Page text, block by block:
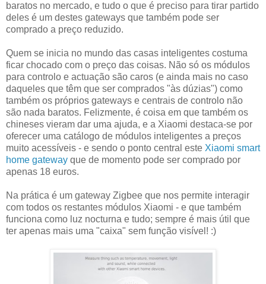
baratos no mercado, e tudo o que é preciso para tirar partido
deles é um destes gateways que também pode ser
comprado a preço reduzido.
Quem se inicia no mundo das casas inteligentes costuma
ficar chocado com o preço das coisas. Não só os módulos
para controlo e actuação são caros (e ainda mais no caso
daqueles que têm que ser comprados "às dúzias") como
também os próprios gateways e centrais de controlo não
são nada baratos. Felizmente, é coisa em que também os
chineses vieram dar uma ajuda, e a Xiaomi destaca-se por
oferecer uma catálogo de módulos inteligentes a preços
muito acessíveis - e sendo o ponto central este Xiaomi smart
home gateway que de momento pode ser comprado por
apenas 18 euros.
Na prática é um gateway Zigbee que nos permite interagir
com todos os restantes módulos Xiaomi - e que também
funciona como luz nocturna e tudo; sempre é mais útil que
ter apenas mais uma "caixa" sem função visível! :)